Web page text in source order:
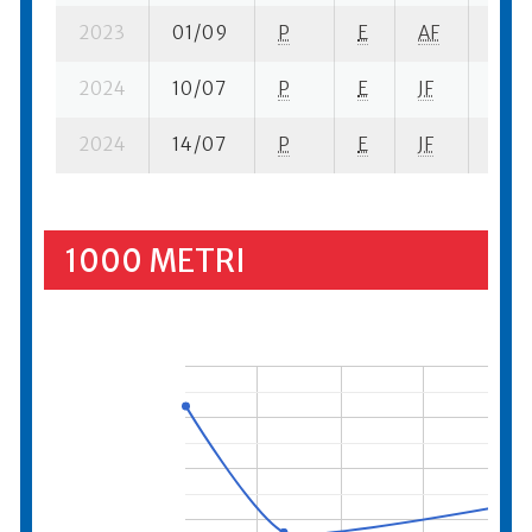
2023 01/09 P E AF
2024 10/07 P E JF
2024 14/07 P E JF
1000 METRI